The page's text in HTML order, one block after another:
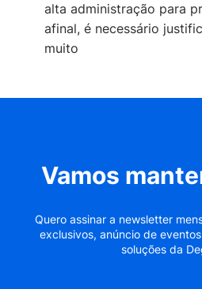
alta administração para
afinal, é necessário
muito
Vamos
Quero assinar a newsletter
exclusivos, anúncio de
soluções da